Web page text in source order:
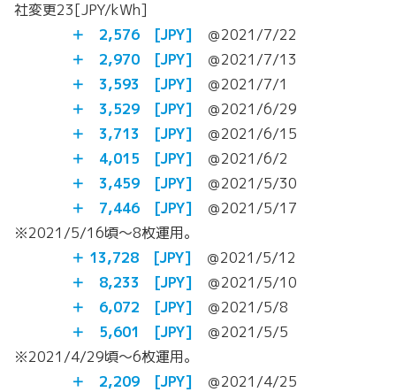
社変更23[JPY/kWh]
＋ 2,576 [JPY] ＠2021/7/22
＋ 2,970 [JPY] ＠2021/7/13
＋ 3,593 [JPY] ＠2021/7/1
＋ 3,529 [JPY] ＠2021/6/29
＋ 3,713 [JPY] ＠2021/6/15
＋ 4,015 [JPY] ＠2021/6/2
＋ 3,459 [JPY] ＠2021/5/30
＋
7,446 [JPY] ＠2021/5/17
※2021/5/16頃～8枚運用。
＋ 13,728 [JPY] ＠2021/5/12
＋ 8,233 [JPY] ＠2021/5/10
＋ 6,072 [JPY] ＠2021/5/8
＋ 5,601 [JPY] ＠2021/5/5
※2021/4/29頃～6枚運用。
＋ 2,209 [JPY] ＠2021/4/25